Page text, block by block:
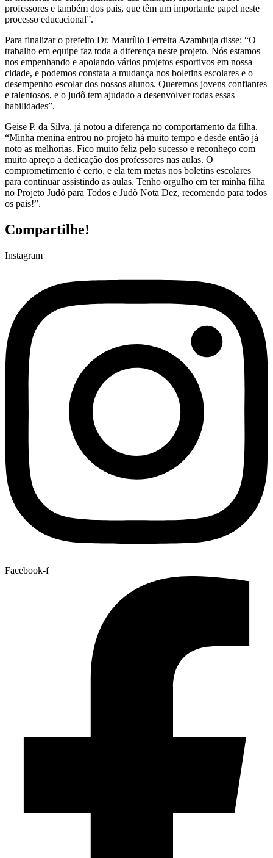
professores e também dos pais, que têm um importante papel neste
processo educacional”.
Para finalizar o prefeito Dr. Maurílio Ferreira Azambuja disse: “O
trabalho em equipe faz toda a diferença neste projeto. Nós estamos
nos empenhando e apoiando vários projetos esportivos em nossa
cidade, e podemos constata a mudança nos boletins escolares e o
desempenho escolar dos nossos alunos. Queremos jovens confiantes
e talentosos, e o judô tem ajudado a desenvolver todas essas
habilidades”.
Geise P. da Silva, já notou a diferença no comportamento da filha.
“Minha menina entrou no projeto há muito tempo e desde então já
noto as melhorias. Fico muito feliz pelo sucesso e reconheço com
muito apreço a dedicação dos professores nas aulas. O
comprometimento é certo, e ela tem metas nos boletins escolares
para continuar assistindo as aulas. Tenho orgulho em ter minha filha
no Projeto Judô para Todos e Judô Nota Dez, recomendo para todos
os pais!”.
Compartilhe!
Instagram
Facebook-f